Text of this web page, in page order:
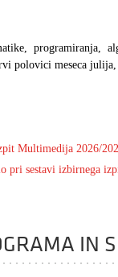
programiranja,
polovici meseca
Multimedija 2026/
pri sestavi izbirnega
IN